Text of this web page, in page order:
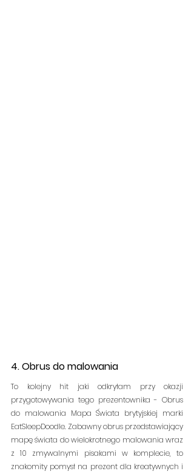
4. Obrus do malowania
To kolejny hit jaki odkryłam przy okazji
przygotowywania tego prezentownika - Obrus
do malowania Mapa Świata brytyjskiej marki
EatSleepDoodle. Zabawny obrus przedstawiający
mapę świata do wielokrotnego malowania wraz
z 10 zmywalnymi pisakami w komplecie, to
znakomity pomysł na prezent dla kreatywnych i